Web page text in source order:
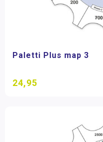
Paletti Plus map 3
24,95